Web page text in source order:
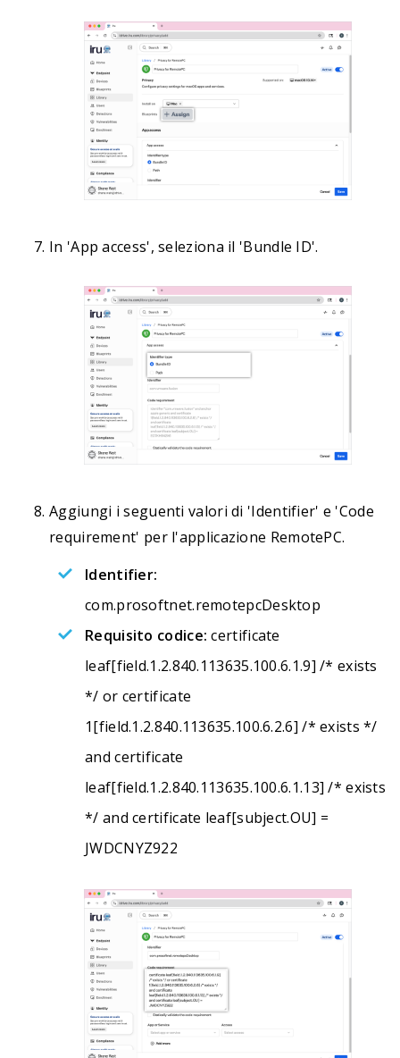
In 'App access', seleziona il 'Bundle ID'.
Aggiungi i seguenti valori di 'Identifier' e 'Code
requirement' per l'applicazione RemotePC.
Identifier:
com.prosoftnet.remotepcDesktop
Requisito codice: certificate
leaf[field.1.2.840.113635.100.6.1.9] /* exists
*/ or certificate
1[field.1.2.840.113635.100.6.2.6] /* exists */
and certificate
leaf[field.1.2.840.113635.100.6.1.13] /* exists
*/ and certificate leaf[subject.OU] =
JWDCNYZ922